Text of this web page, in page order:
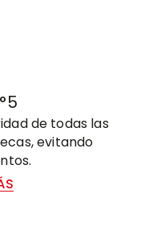
de todas las
evitando